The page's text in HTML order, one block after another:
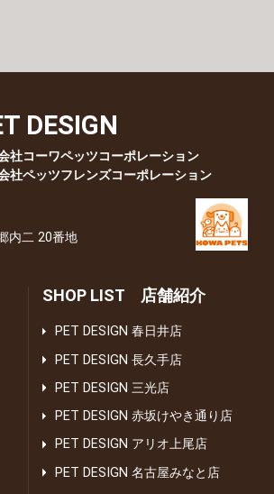
DESIGN
社コーワペッツコーポレーション
社ペッツフレンズコーポレーション
内二 20番地
SHOP LIST 店舗紹介
PET DESIGN 春日井店
PET DESIGN 長久手店
PET DESIGN 三光店
PET DESIGN 赤坂けやき通り店
PET DESIGN アリオ上尾店
PET DESIGN 名古屋みなと店